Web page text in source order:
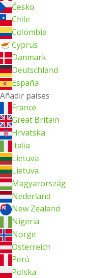
Česko
Chile
Colombia
Cyprus
Danmark
Deutschland
España
Añadir países
France
Great Britain
Hrvatska
Italia
Lietuva
Lietuva
Magyarország
Nederland
New Zealand
Nigeria
Norge
Österreich
Perú
Polska